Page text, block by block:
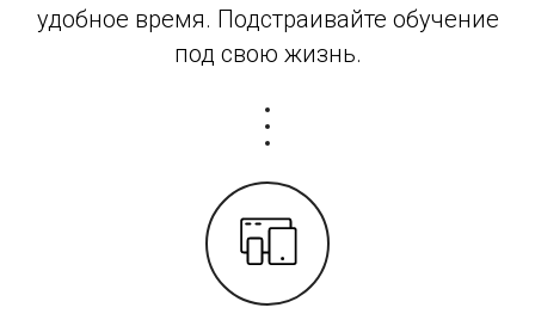
удобное время. Подстраивайте обучение
под свою жизнь.